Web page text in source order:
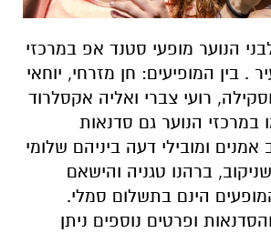
הנוער מופעי סטנד אפ במרכזי
. בין המופיעים: חן מזרחי, יוחאי
רועי צברי ואליה אקסלרוד
במרכזי הנוער גם סדנאות
ומובילי דעה ביניהם שלומי
ברהנו טגניה והישאם
הינם בתשלום סמלי.
ופרטים נוספים ניתן